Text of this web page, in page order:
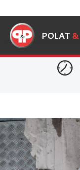
POLAT &